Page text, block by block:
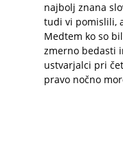
najbolj znana
tudi vi pomislili,
Medtem ko so
zmerno bedasti
ustvarjalci pri
pravo nočno